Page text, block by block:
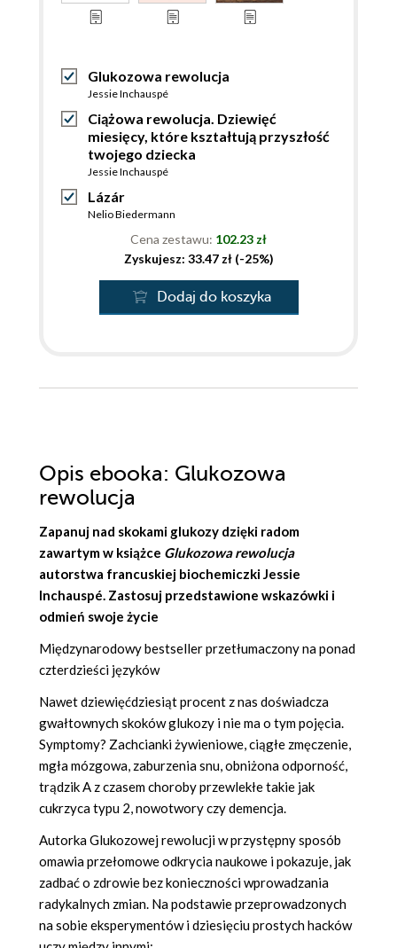
Glukozowa rewolucja
Jessie Inchauspé
Ciążowa rewolucja. Dziewięć
miesięcy, które kształtują przyszłość
twojego dziecka
Jessie Inchauspé
Lázár
Nelio Biedermann
Cena zestawu: 102.23 zł
Zyskujesz: 33.47 zł (-25%)
Dodaj do koszyka
Opis ebooka: Glukozowa
rewolucja
Zapanuj nad skokami glukozy dzięki radom
zawartym w książce Glukozowa rewolucja
autorstwa francuskiej biochemiczkiJessie
Inchauspé. Zastosuj przedstawione wskazówki i
odmień swoje życie
Międzynarodowy bestseller przetłumaczony na ponad
czterdzieści języków
Nawet dziewięćdziesiąt procent z nas doświadcza
gwałtownych skoków glukozy i nie ma o tym pojęcia.
Symptomy? Zachcianki żywieniowe, ciągłe zmęczenie,
mgła mózgowa, zaburzenia snu, obniżona odporność,
trądzik A z czasem choroby przewlekłe takie jak
cukrzyca typu 2, nowotwory czy demencja.
Autorka Glukozowej rewolucji w przystępny sposób
omawia przełomowe odkrycia naukowe i pokazuje, jak
zadbać o zdrowie bez konieczności wprowadzania
radykalnych zmian. Na podstawie przeprowadzonych
na sobie eksperymentów i dziesięciu prostych hacków